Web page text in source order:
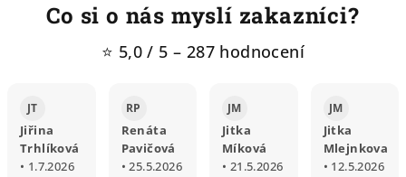
Co si o nás myslí zakazníci?
⭐ 5,0 / 5 – 287 hodnocení
JT
Jiřina
Trhlíková
• 1.7.2026
RP
Renáta
Pavičová
• 25.5.2026
JM
Jitka
Míková
• 21.5.2026
JM
Jitka
Mlejnkova
• 12.5.2026